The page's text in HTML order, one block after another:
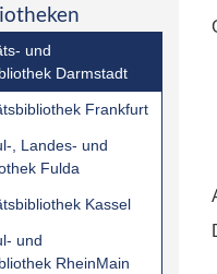
und
Darmstadt
Frankfurt
, Landes- und
Fulda
Kassel
und
RheinMain